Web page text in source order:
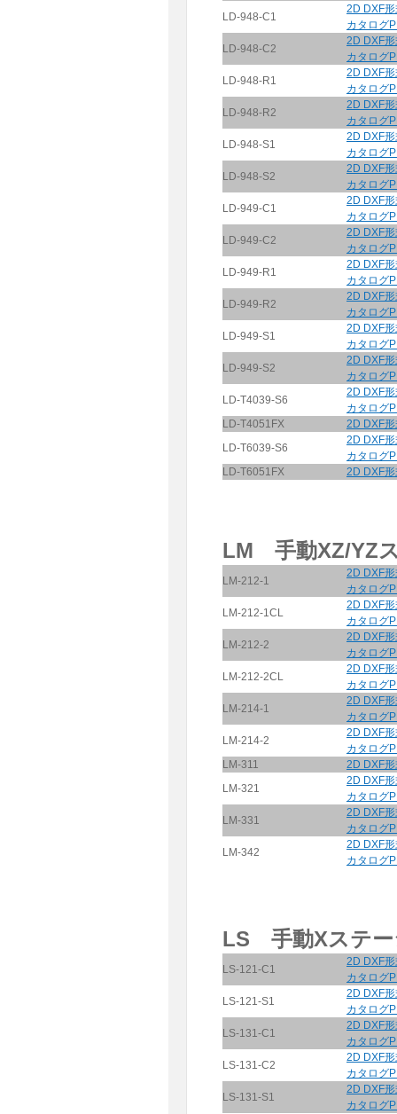
LD-948-C1
2D DXF
カタログ
LD-948-C2
2D DXF
カタログ
LD-948-R1
2D DXF
カタログ
LD-948-R2
2D DXF
カタログ
LD-948-S1
2D DXF
カタログ
LD-948-S2
2D DXF
カタログ
LD-949-C1
2D DXF
カタログ
LD-949-C2
2D DXF
カタログ
LD-949-R1
2D DXF
カタログ
LD-949-R2
2D DXF
カタログ
LD-949-S1
2D DXF
カタログ
LD-949-S2
2D DXF
カタログ
LD-T4039-S6
2D DXF
カタログ
LD-T4051FX
2D DXF
LD-T6039-S6
2D DXF
カタログ
LD-T6051FX
2D DXF
LM 手動XZ/YZ
LM-212-1
2D DXF
カタログ
LM-212-1CL
2D DXF
カタログ
LM-212-2
2D DXF
カタログ
LM-212-2CL
2D DXF
カタログ
LM-214-1
2D DXF
カタログ
LM-214-2
2D DXF
カタログ
LM-311
2D DXF
LM-321
2D DXF
カタログ
LM-331
2D DXF
カタログ
LM-342
2D DXF
カタログ
LS 手動Xステー
LS-121-C1
2D DXF
カタログ
LS-121-S1
2D DXF
カタログ
LS-131-C1
2D DXF
カタログ
LS-131-C2
2D DXF
カタログ
LS-131-S1
2D DXF
カタログ